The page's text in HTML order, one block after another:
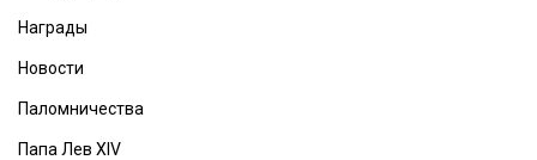
Награды
Новости
Паломничества
Папа Лев XIV